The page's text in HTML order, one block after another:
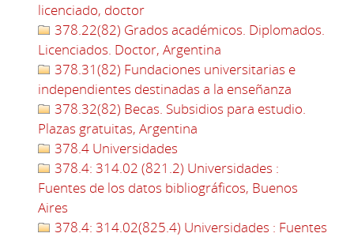
licenciado, doctor
378.22(82) Grados académicos. Diplomados.
Licenciados. Doctor, Argentina
378.31(82) Fundaciones universitarias e
independientes destinadas a la enseñanza
378.32(82) Becas. Subsidios para estudio.
Plazas gratuitas, Argentina
378.4 Universidades
378.4: 314.02 (821.2) Universidades :
Fuentes de los datos bibliográficos, Buenos
Aires
378.4: 314.02(825.4) Universidades : Fuentes